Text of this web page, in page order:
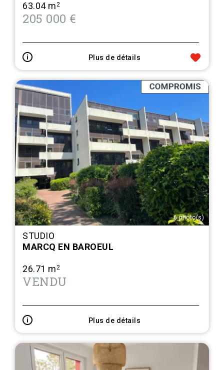
63.04 m2
205 000 €
Plus de détails
6 photo(s)
STUDIO
MARCQ EN BAROEUL
26.71 m2
VENDU
Plus de détails